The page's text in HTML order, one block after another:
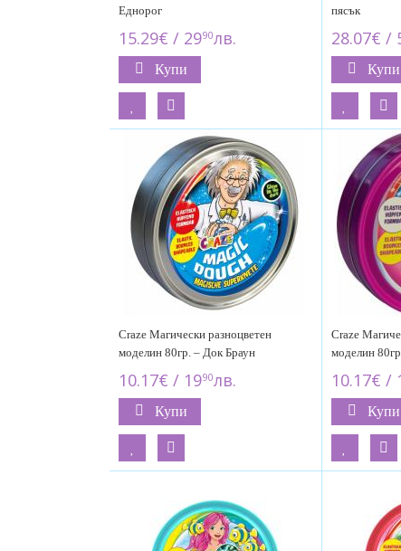
Еднорог
15.29€ / 2990лв.
Купи
пясък
28.07€ /
Купи
Craze Магически разноцветен
моделин 80гр. – Док Браун
10.17€ / 1990лв.
Купи
Craze
моделин
10.17€ /
Купи